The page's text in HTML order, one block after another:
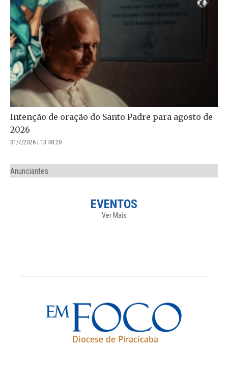
Intenção de oração do Santo Padre para agosto de
2026
31/7/2026 | 13:48:20
Anunciantes
EVENTOS
Ver Mais